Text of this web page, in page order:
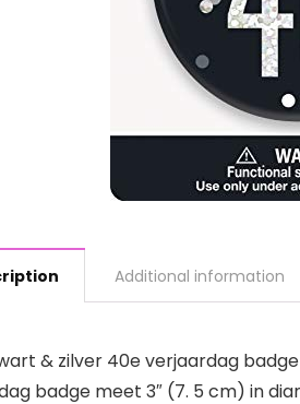
Additional information
& zilver 40e verjaardag badge
badge meet 3″ (7. 5 cm) in